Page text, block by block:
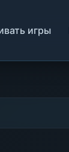
игры